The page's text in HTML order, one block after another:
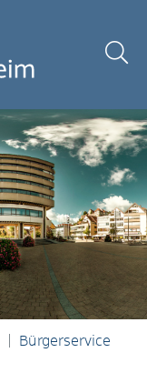
Bürgerservice